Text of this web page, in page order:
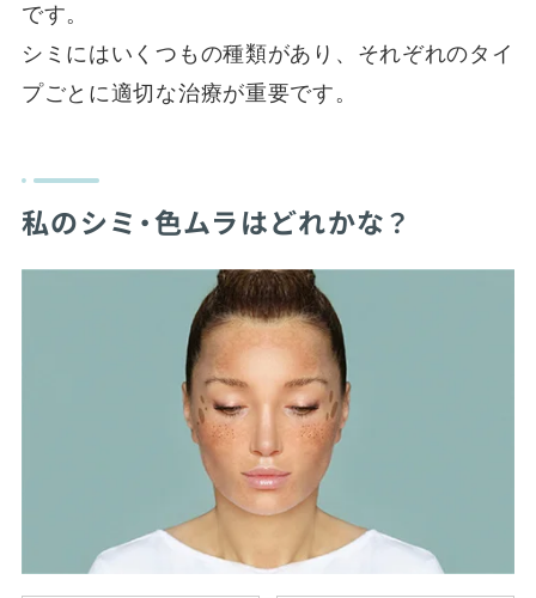
です。
シミにはいくつもの種類があり、それぞれのタイ
プごとに適切な治療が重要です。
私のシミ・色ムラはどれかな？